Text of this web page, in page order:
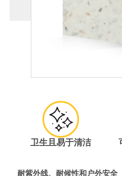
卫生且易于清洁
耐紫外线、耐候性和户外安全